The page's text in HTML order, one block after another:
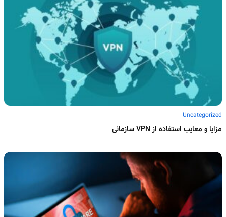
مزایا و معایب استفاده از VPN سازمانی
Uncategorized